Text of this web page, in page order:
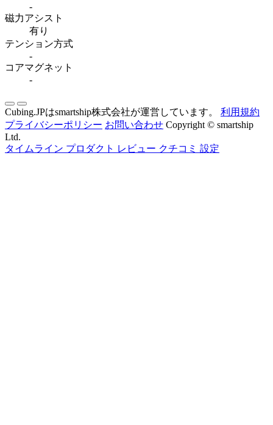
-
磁力アシスト
有り
テンション方式
-
コアマグネット
-
Cubing.JPはsmartship株式会社が運営しています。
利用規約
プライバシーポリシー お問い合わせ Copyright © smartship
Ltd.
タイムライン プロダクト レビュー クチコミ 設定